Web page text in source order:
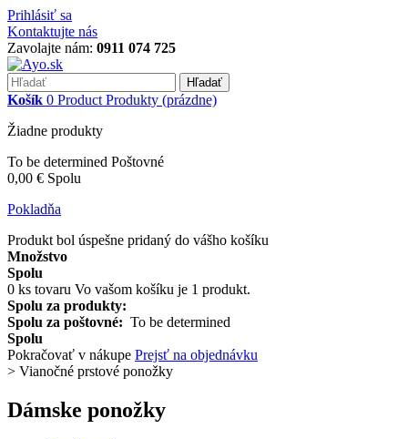
Prihlásiť sa
Kontaktujte nás
Zavolajte nám: 0911 074 725
Hľadať
Košík 0 Product Produkty (prázdne)
Žiadne produkty
To be determined Poštovné
0,00 € Spolu
Pokladňa
Produkt bol úspešne pridaný do vášho košíku
Množstvo
Spolu
0 ks tovaru Vo vašom košíku je 1 produkt.
Spolu za produkty:
Spolu za poštovné: To be determined
Spolu
Pokračovať v nákupe Prejsť na objednávku
> Vianočné prstové ponožky
Dámske ponožky